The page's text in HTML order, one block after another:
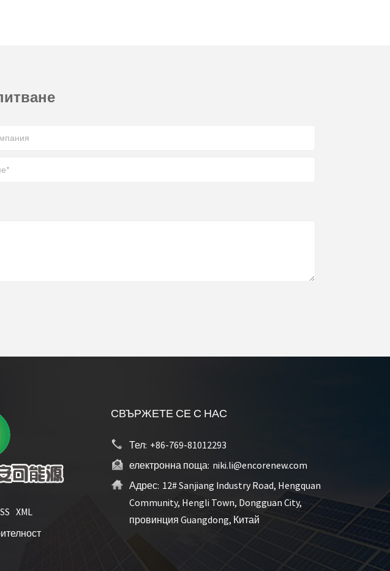
XML
СВЪРЖЕТЕ СЕ С НАС
Тел: +86-769-81012293
електронна поща: niki.li@encorenew.com
Адрес: 12# Sanjiang Industry Road, Hengquan
Community, Hengli Town, Dongguan City,
провинция Guangdong, Китай